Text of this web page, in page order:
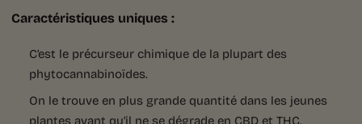
Caractéristiques uniques :
C’est le précurseur chimique de la plupart des
phytocannabinoïdes.
On le trouve en plus grande quantité dans les jeunes
plantes avant qu’il ne se dégrade en CBD et THC.